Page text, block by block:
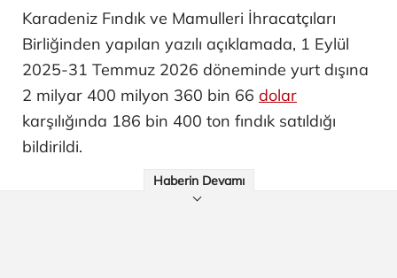
Karadeniz Fındık ve Mamulleri İhracatçıları
Birliğinden yapılan yazılı açıklamada, 1 Eylül
2025-31 Temmuz 2026 döneminde yurt dışına
2 milyar 400 milyon 360 bin 66 dolar
karşılığında 186 bin 400 ton fındık satıldığı
bildirildi.
Haberin Devamı